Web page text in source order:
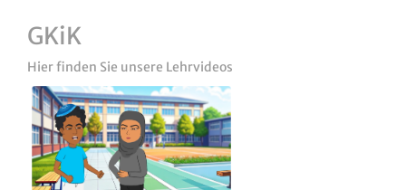
GKiK
Hier finden Sie unsere Lehrvideos